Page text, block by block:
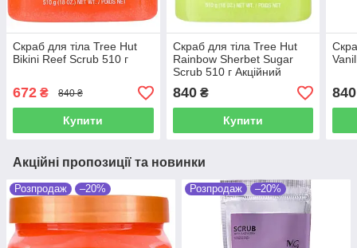
Скраб для тіла Tree Hut
Bikini Reef Scrub 510 г
672 ₴ 840 ₴
Купити
Скраб для тіла Tree Hut
Rainbow Sherbet Sugar
Scrub 510 г Акційний
840₴
Купити
840
Акційні пропозиції та новинки
Розпродаж –20% Розпродаж –20%